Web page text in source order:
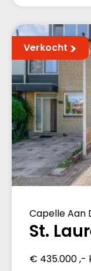
Verkocht
Capelle Aan
St.
€ 435.000 ,-